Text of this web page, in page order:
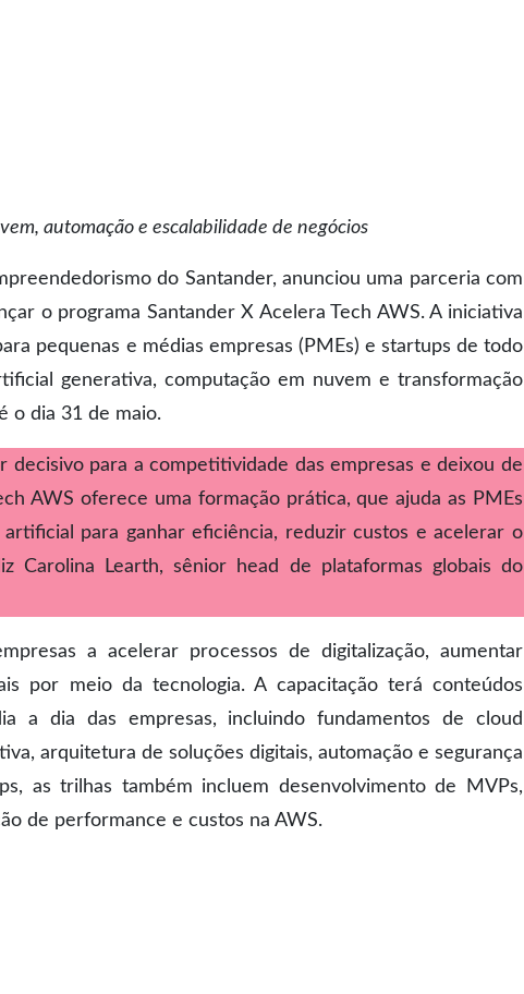
automação e escalabilidade de negócios
do Santander, anunciou uma parceria com
o programa Santander X Acelera Tech AWS. A iniciativa
pequenas e médias empresas (PMEs) e startups de todo
generativa, computação em nuvem e transformação
o dia 31 de maio.
decisivo para a competitividade das empresas e deixou de
AWS oferece uma formação prática, que ajuda as PMEs
para ganhar eficiência, reduzir custos e acelerar o
Carolina Learth, sênior head de plataformas globais do
a acelerar processos de digitalização, aumentar
por meio da tecnologia. A capacitação terá conteúdos
a dia das empresas, incluindo fundamentos de cloud
arquitetura de soluções digitais, automação e segurança
as trilhas também incluem desenvolvimento de MVPs,
de performance e custos na AWS.